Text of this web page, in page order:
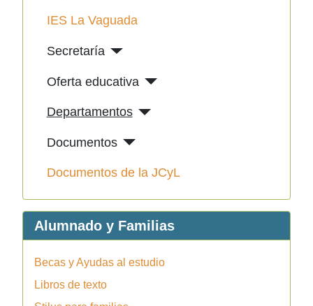
IES La Vaguada
Secretaría
Oferta educativa
Departamentos
Documentos
Documentos de la JCyL
Alumnado y Familias
Becas y Ayudas al estudio
Libros de texto